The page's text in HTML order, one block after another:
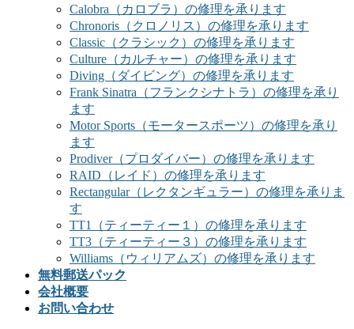
Calobra（カロブラ）の修理を承ります
Chronoris（クロノリス）の修理を承ります
Classic（クラシック）の修理を承ります
Culture（カルチャー）の修理を承ります
Diving（ダイビング）の修理を承ります
Frank Sinatra（フランクシナトラ）の修理を承り
ます
Motor Sports（モータースポーツ）の修理を承り
ます
Prodiver（プロダイバー）の修理を承ります
RAID（レイド）の修理を承ります
Rectangular（レクタンギュラー）の修理を承りま
す
TT1（ティーティー１）の修理を承ります
TT3（ティーティー３）の修理を承ります
Williams（ウィリアムズ）の修理を承ります
無料郵送パック
会社概要
お問い合わせ